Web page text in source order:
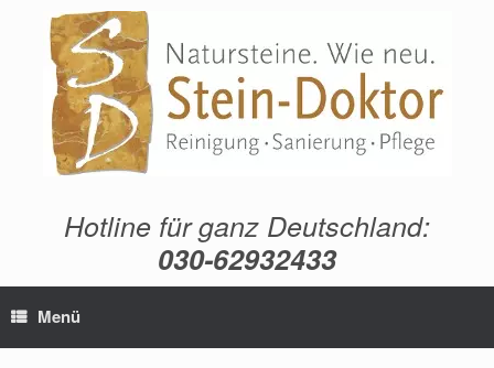
springen
Hotline für ganz Deutschland:
030-62932433
Menü